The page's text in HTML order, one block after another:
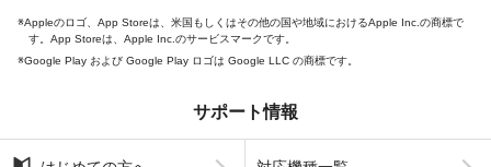
Appleのロゴ、App Storeは、米国もしくはその他の国や地域におけるApple Inc.の商標で
す。App Storeは、Apple Inc.のサービスマークです。
Google Play および Google Play ロゴは Google LLC の商標です。
サポート情報